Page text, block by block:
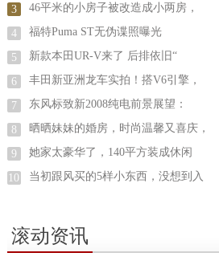
3 46平米的小房子被改造成小两房，
4 福特Puma ST无伪谍照曝光
5 新款本田UR-V来了 后排依旧“
6 丰田新亚洲龙车实拍！搭V6引擎，
7 东风标致新2008纯电前景展望：
8 晒晒妹妹的婚房，时尚温馨又喜庆，
9 她家太豪华了，140平方装成休闲
10 当初跟风买的5样小东西，没想到入
滚动资讯